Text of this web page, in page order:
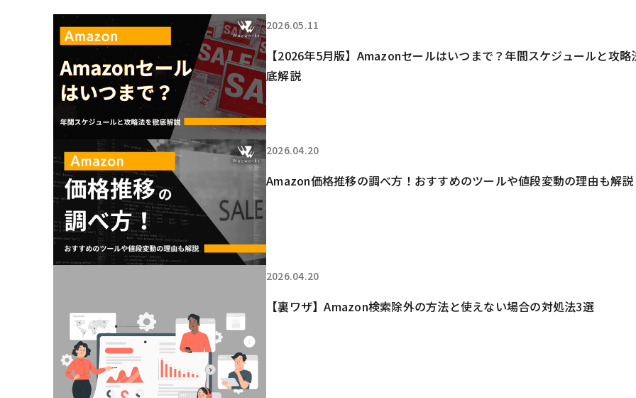
2026.05.11
【2026年5月版】Amazonセールはいつまで？年間スケジュールと攻略
底解説
2026.04.20
Amazon価格推移の調べ方！おすすめのツールや値段変動の理由も解説
2026.04.20
【裏ワザ】Amazon検索除外の方法と使えない場合の対処法3選